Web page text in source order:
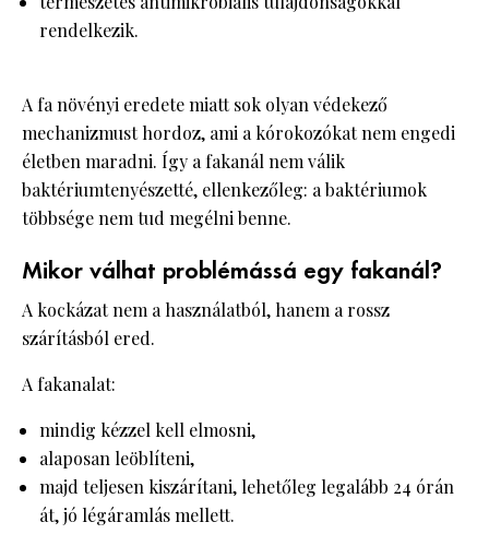
rendelkezik.
A fa növényi eredete miatt sok olyan védekező
mechanizmust hordoz, ami a kórokozókat nem engedi
életben maradni. Így a fakanál nem válik
baktériumtenyészetté, ellenkezőleg: a baktériumok
többsége nem tud megélni benne.
Mikor válhat problémássá egy fakanál?
A kockázat nem a használatból, hanem a rossz
szárításból ered.
A fakanalat:
mindig kézzel kell elmosni,
alaposan leöblíteni,
majd teljesen kiszárítani, lehetőleg legalább 24 órán
át, jó légáramlás mellett.